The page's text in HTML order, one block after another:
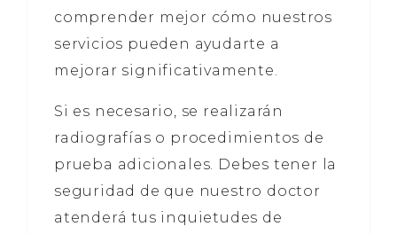
comprender mejor cómo nuestros
servicios pueden ayudarte a
mejorar significativamente.
Si es necesario, se realizarán
radiografías o procedimientos de
prueba adicionales. Debes tener la
seguridad de que nuestro doctor
atenderá tus inquietudes de